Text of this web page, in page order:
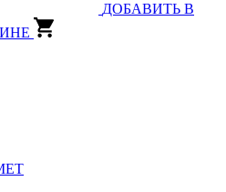
ДОБАВИТЬ В